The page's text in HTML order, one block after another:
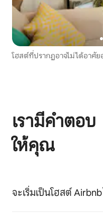
โฮสต์ที่ปรากฏอาจไม่ได้อาศัย
เรามีคำตอบ
ให้คุณ
จะเริ่มเป็นโฮสต์